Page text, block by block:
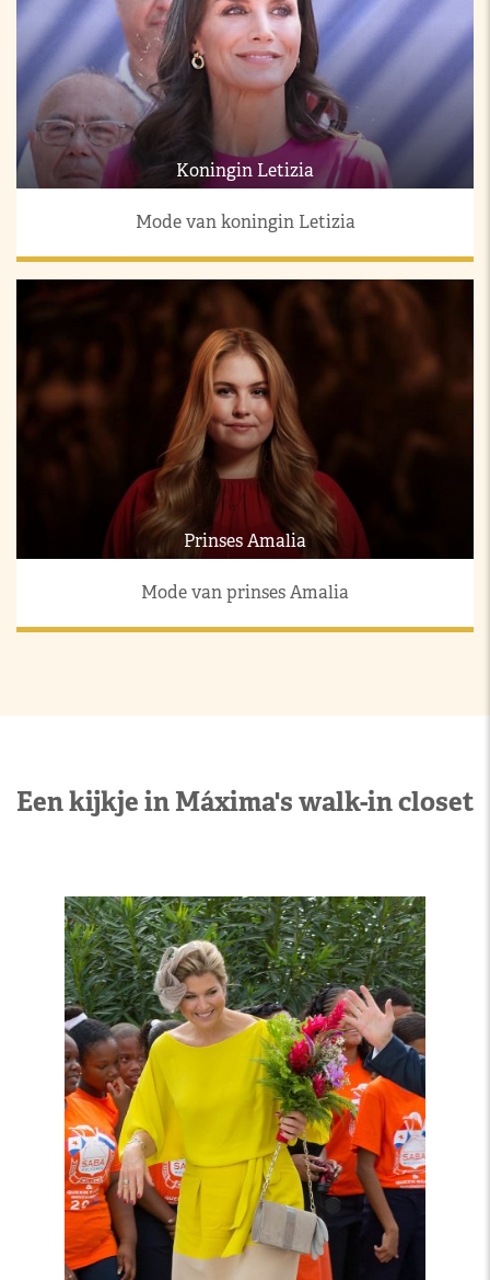
Koningin Letizia
Mode van koningin Letizia
Prinses Amalia
Mode van prinses Amalia
Een kijkje in Máxima's walk-in closet